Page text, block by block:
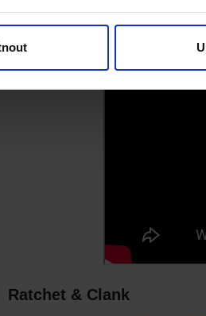
Ratchet & Clank